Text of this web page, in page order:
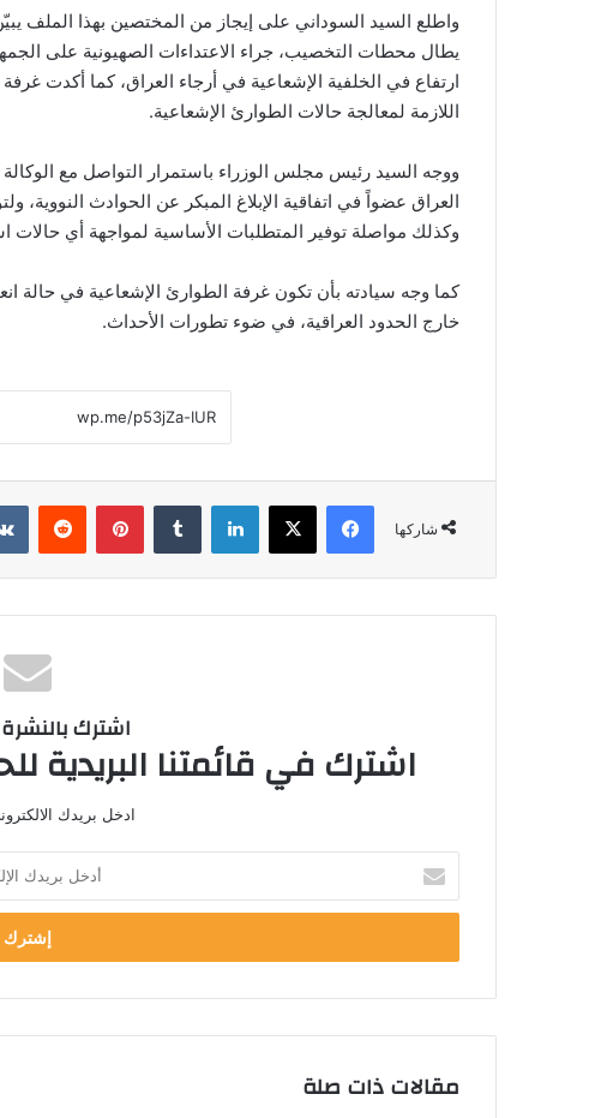
واطلع السيد السوداني على إيجاز من المختصين بهذا الملف
يطال محطات التخصيب، جراء الاعتداءات الصهيونية على
ارتفاع في الخلفية الإشعاعية في أرجاء العراق، كما أكدت
اللازمة لمعالجة حالات الطوارئ الإشعاعية.
ووجه السيد رئيس مجلس الوزراء باستمرار التواصل مع
العراق عضواً في اتفاقية الإبلاغ المبكر عن الحوادث النووية،
وكذلك مواصلة توفير المتطلبات الأساسية لمواجهة أي حالات
كما وجه سيادته بأن تكون غرفة الطوارئ الإشعاعية في حالة
خارج الحدود العراقية، في ضوء تطورات الأحداث.
شاركها
فيسبوك ‫X لينكدإن بينتيريست
اشترك بالنشرة
اشترك في قائمتنا البريدية
ادخل بريدك
بريدك
الإلكتروني
مقالات ذات صلة